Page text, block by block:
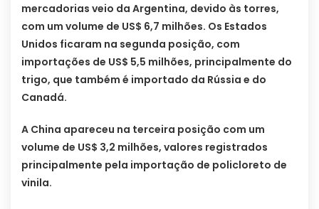
mercadorias veio da Argentina, devido às torres,
com um volume de US$ 6,7 milhões. Os Estados
Unidos ficaram na segunda posição, com
importações de US$ 5,5 milhões, principalmente do
trigo, que também é importado da Rússia e do
Canadá.
A China apareceu na terceira posição com um
volume de US$ 3,2 milhões, valores registrados
principalmente pela importação de policloreto de
vinila.